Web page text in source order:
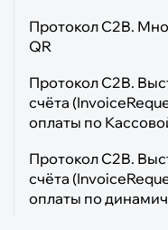
Протокол
Pull
телефона по
Протокол
услуг по QR
Оплата по
Протокол C2B.
QR
Протокол C2B.
счёта
оплаты по
Протокол C2B.
счёта
оплаты по